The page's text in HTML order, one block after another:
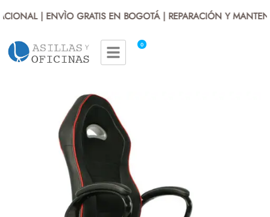
| ENVÌO GRATIS EN BOGOTÁ | REPARACIÓN Y
0